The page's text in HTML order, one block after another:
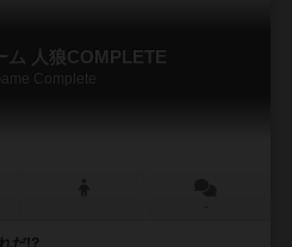
ム 人狼COMPLETE
Complete
だ!?